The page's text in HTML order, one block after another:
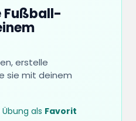
Fußball-
erstelle
sie mit deinem
als Favorit